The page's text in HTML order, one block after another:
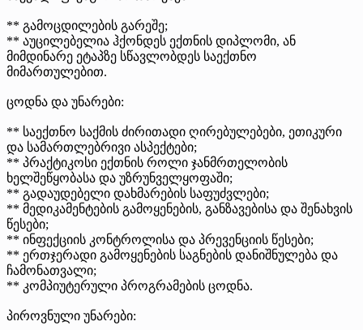
** გამოცდილების გარეშე;
** აუცილებელია ჰქონდეს ექთნის დიპლომი, ან
მიმდინარე ეტაპზე სწავლობდეს საექთნო
მიმართულებით.
ცოდნა და უნარები:
** საექთნო საქმის ძირითადი ღირებულებები, ეთიკური
და სამართლებრივი ასპექტები;
** პრაქტიკოსი ექთნის როლი ჯანმრთელობის
ხელშეწყობასა და უზრუნველყოფაში;
** გადაუდებელი დახმარების საფუძვლები;
** მედიკამენტების გამოყენების, განზავებისა და შენახვის
წესები;
** ინფექციის კონტროლისა და პრევენციის წესები;
** ერთჯერადი გამოყენების საგნების დანიშნულება და
ჩამონათვალი;
** კომპიუტერული პროგრამების ცოდნა.
პიროვნული უნარები: